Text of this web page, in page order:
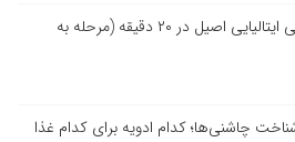
طرز تهیه اسپاگتی ایتالیایی اصیل در ۲۰ دقیقه (مرحله به
چاشنی‌ها؛ کدام ادویه برای کدام غذا